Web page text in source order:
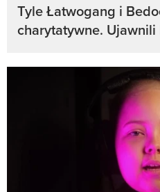
Tyle Łatwogang i
charytatywne.